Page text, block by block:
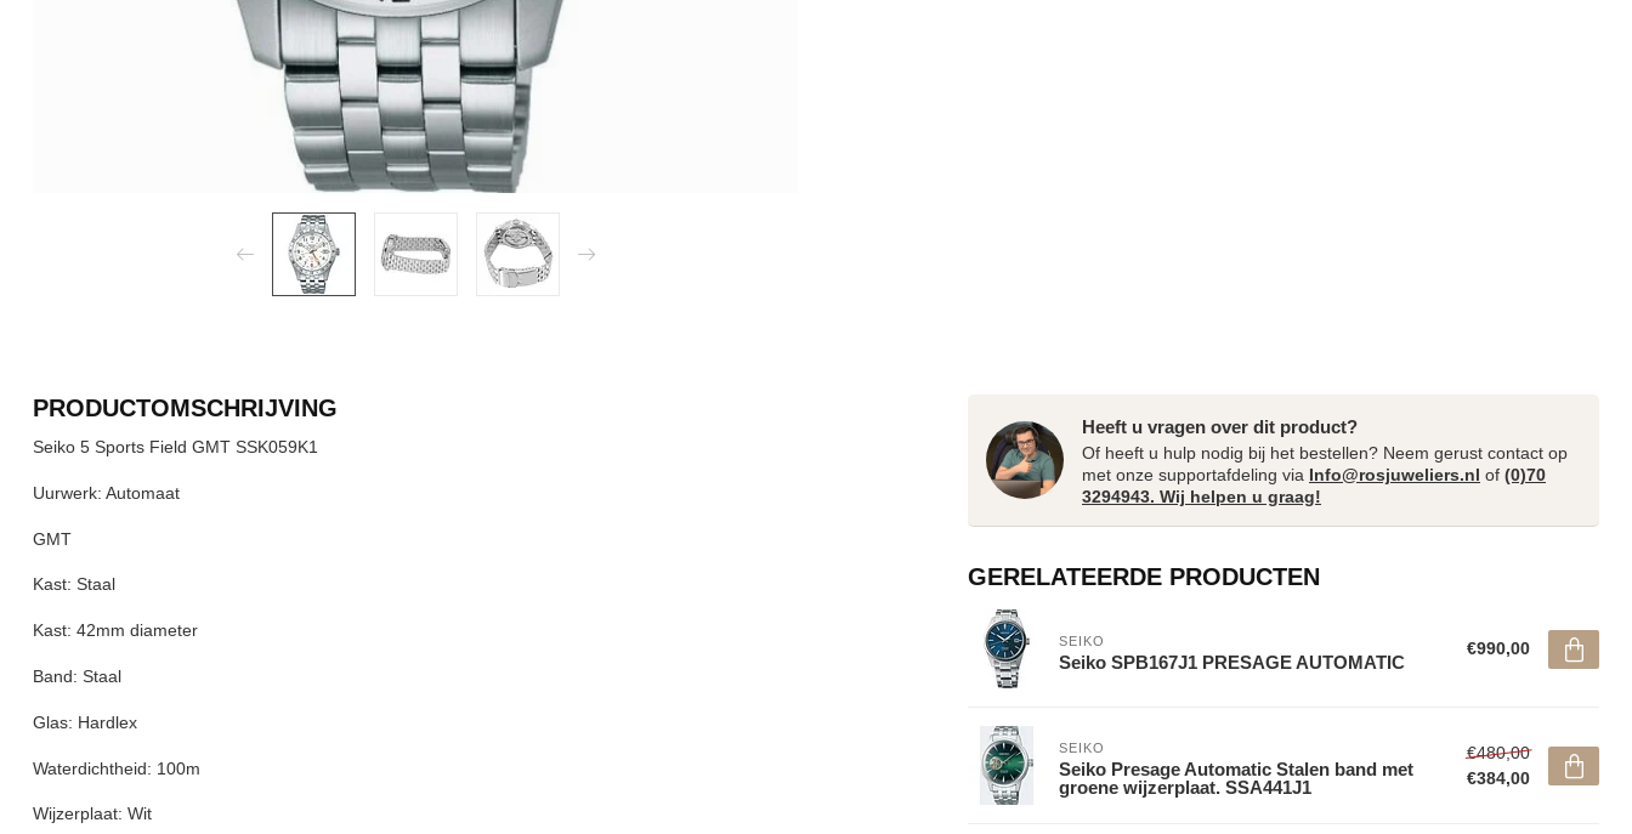
PRODUCTOMSCHRIJVING
Seiko 5 Sports Field GMT SSK059K1
Uurwerk: Automaat
GMT
Kast: Staal
Kast: 42mm diameter
Band: Staal
Glas: Hardlex
Waterdichtheid: 100m
Wijzerplaat: Wit
Heeft u vragen over dit product?
Of heeft u hulp nodig bij het bestellen? Neem gerust contact op
met onze supportafdeling via Info@rosjuweliers.nl of (0)70
3294943. Wij helpen u graag!
GERELATEERDE PRODUCTEN
SEIKO
Seiko SPB167J1 PRESAGE AUTOMATIC
€990,00
SEIKO
Seiko Presage Automatic Stalen band met
groene wijzerplaat. SSA441J1
€480,00
€384,00